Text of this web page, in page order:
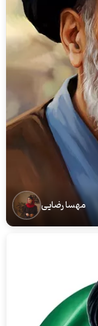
مهسا رضایی